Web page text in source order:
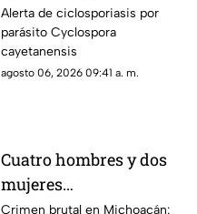
México
Alerta de ciclosporiasis por
parásito Cyclospora
cayetanensis
agosto 06, 2026 09:41 a. m.
Cuatro hombres y dos
mujeres
presuntamente
Crimen brutal en Michoacán: